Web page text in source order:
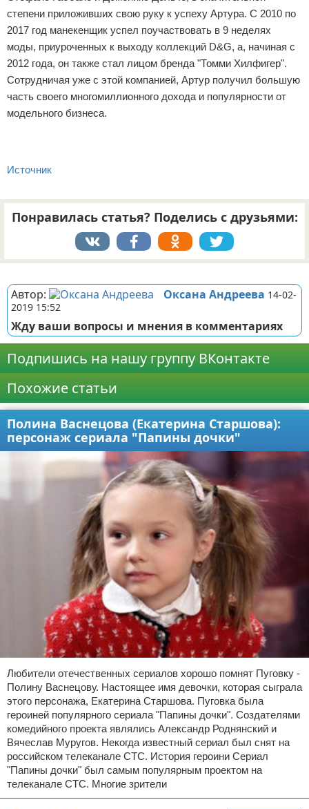
степени приложивших свою руку к успеху Артура. С 2010 по
2017 год манекенщик успел поучаствовать в 9 неделях
моды, приуроченных к выходу коллекций D&G, а, начиная с
2012 года, он также стал лицом бренда "Томми Хилфигер".
Сотрудничая уже с этой компанией, Артур получил большую
часть своего многомиллионного дохода и популярности от
модельного бизнеса.
Источник
Понравилась статья? Поделись с друзьями:
Автор: Оксана Андреева 14-02-
2019 15:52
Жду ваши вопросы и мнения в комментариях
Подпишись на нашу группу ВКонтакте
Похожие статьи
Полина Васнецова (Екатерина Старшова):
персонаж сериала "Папины дочки"
Любители отечественных сериалов хорошо помнят Пуговку -
Полину Васнецову. Настоящее имя девочки, которая сыграла
этого персонажа, Екатерина Старшова. Пуговка была
героиней популярного сериала "Папины дочки". Создателями
комедийного проекта являлись Александр Роднянский и
Вячеслав Муругов. Некогда известный сериал был снят на
российском телеканале СТС. История героини Сериал
"Папины дочки" был самым популярным проектом на
телеканале СТС. Многие зрители